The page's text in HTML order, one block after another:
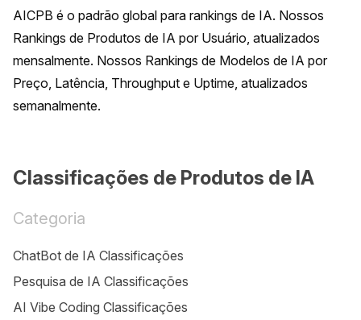
AICPB é o padrão global para rankings de IA. Nossos
Rankings de Produtos de IA por Usuário, atualizados
mensalmente. Nossos Rankings de Modelos de IA por
Preço, Latência, Throughput e Uptime, atualizados
semanalmente.
Classificações de Produtos de IA
Categoria
ChatBot de IA Classificações
Pesquisa de IA Classificações
AI Vibe Coding Classificações